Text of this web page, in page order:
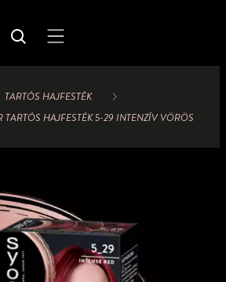
TARTÓS HAJFESTÉK
TARTÓS HAJFESTÉK 5-29 INTENZÍV VÖRÖS